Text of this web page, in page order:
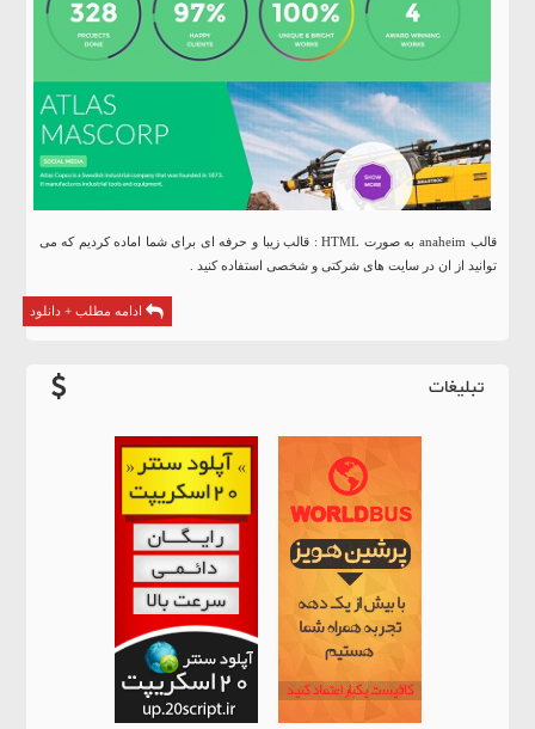
قالب anaheim به صورت HTML : قالب زیبا و حرفه ای برای شما اماده کردیم که می
توانید از ان در سایت های شرکتی و شخصی استفاده کنید .
ادامه مطلب + دانلود
تبلیغات